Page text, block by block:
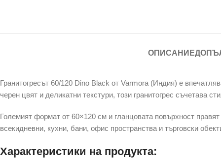
ОПИСАНИЕ
Гранитогресът 60/120 Dino Black от Varmora (Индия) е
черен цвят и деликатни текстури, този гранитогрес съчетава
Големият формат от 60×120 см и гланцовата повърхност
всекидневни, кухни, бани, офис пространства и търговски
Характеристики на продукта: